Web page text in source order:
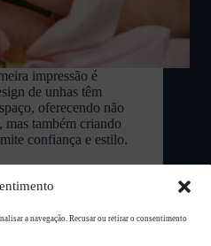
a navegação. Recusar ou retirar o consentimento
impressão é
de unhas têm
oferecendo não
mas também criando
confiança e estilo.